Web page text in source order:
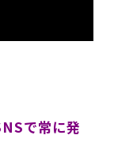
で常に発